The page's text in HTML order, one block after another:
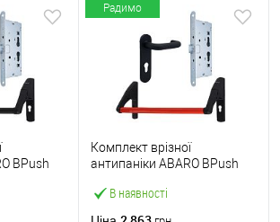
BPush
та ручкою
Радимо
В наявності
Комплект врізної
антипаніки ABARO BPush
червоний із замком та